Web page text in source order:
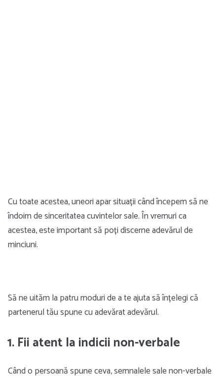
Cu toate acestea, uneori apar situații când începem să ne
îndoim de sinceritatea cuvintelor sale. În vremuri ca
acestea, este important să poți discerne adevărul de
minciuni.
Să ne uităm la patru moduri de a te ajuta să înțelegi că
partenerul tău spune cu adevărat adevărul.
1. Fii atent la indicii non-verbale
Când o persoană spune ceva, semnalele sale non-verbale